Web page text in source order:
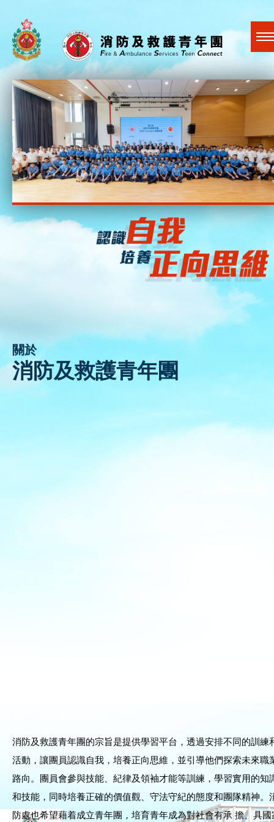
跳到內容（按回車鍵）
A A A EN 繁 简
關於我們
最新活動
聯絡我們
關於
消防及救護青年團
消防及救護青年團的宗旨是提供學習平台，透過安排不同的訓練
活動，讓團員認識自我，培養正向思維，並引導他們探索未來職
路向。團員會參與技能、紀律及領袖才能等訓練，學習實用的知
和技能，同時培養正確的價值觀、守法守紀的態度和團隊精神。
防處也希望藉着成立青年團，培育青年成為對社會有承 擔、具國